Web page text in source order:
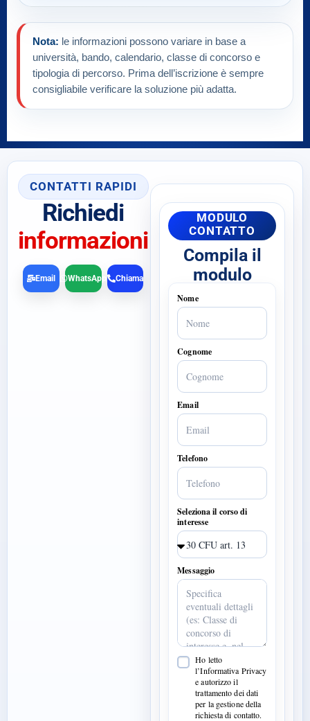
Nota: le informazioni possono variare in base a
università, bando, calendario, classe di concorso e
tipologia di percorso. Prima dell’iscrizione è sempre
consigliabile verificare la soluzione più adatta.
CONTATTI RAPIDI
Richiedi
informazioni
Chiama
Email WhatsApp
MODULO
CONTATTO
Compila il
modulo
Nome
Cognome
Email
Telefono
Seleziona il corso di
interesse
Messaggio
Ho letto
l’Informativa Privacy
e autorizzo il
trattamento dei dati
per la gestione della
richiesta di contatto.